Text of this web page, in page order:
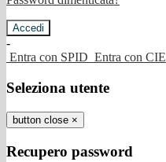
-
Entra con SPID Entra con CIE
Seleziona utente
button close ×
Recupero password